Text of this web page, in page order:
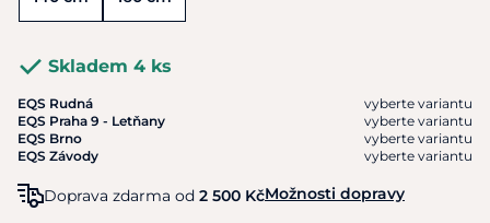
Skladem 4 ks
EQS Rudná
vyberte variantu
EQS Praha 9 - Letňany
vyberte variantu
EQS Brno
vyberte variantu
EQS Závody
vyberte variantu
Doprava zdarma od 2 500 KčMožnosti dopravy